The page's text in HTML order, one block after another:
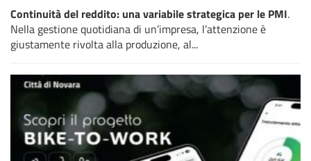
Continuità del reddito: una variabile strategica per le PMI.
Nella gestione quotidiana di un’impresa, l’attenzione è
giustamente rivolta alla produzione, al...